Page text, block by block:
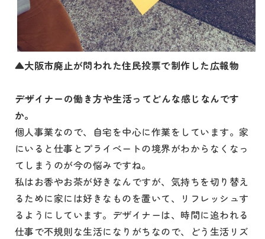
▲大阪市廃止が問われた住民投票で制作した広報物
デザイナーの働き方や生活ってどんな感じなんです
か。
個人事業なので、自宅を中心に作業をしています。家
にいると仕事とプライベートの境界がわからなくなっ
てしまうのが今の悩みですね。
私はお香やお茶が好きなんですが、気持ちを切り替え
るために家には好きなものを置いて、リフレッシュす
るようにしています。デザイナーは、時間に追われる
仕事で不規則な生活になりがちなので、どう生活リズ